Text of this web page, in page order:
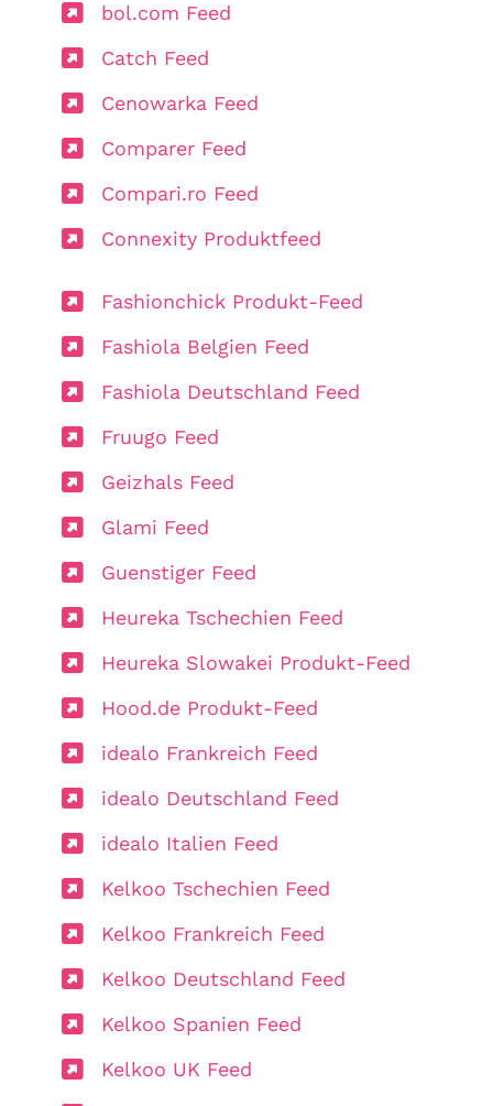
bol.com Feed
Catch Feed
Cenowarka Feed
Comparer Feed
Compari.ro Feed
Connexity Produktfeed
Fashionchick Produkt-Feed
Fashiola Belgien Feed
Fashiola Deutschland Feed
Fruugo Feed
Geizhals Feed
Glami Feed
Guenstiger Feed
Heureka Tschechien Feed
Heureka Slowakei Produkt-Feed
Hood.de Produkt-Feed
idealo Frankreich Feed
idealo Deutschland Feed
idealo Italien Feed
Kelkoo Tschechien Feed
Kelkoo Frankreich Feed
Kelkoo Deutschland Feed
Kelkoo Spanien Feed
Kelkoo UK Feed